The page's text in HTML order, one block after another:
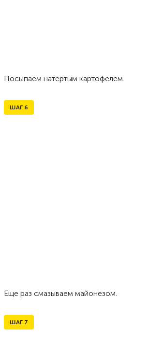
Посыпаем натертым картофелем.
ШАГ 6
Еще раз смазываем майонезом.
ШАГ 7